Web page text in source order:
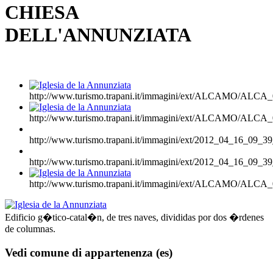
CHIESA
DELL'ANNUNZIATA
http://www.turismo.trapani.it/immagini/ext/ALCAMO/
http://www.turismo.trapani.it/immagini/ext/ALCAMO/
http://www.turismo.trapani.it/immagini/ext/
http://www.turismo.trapani.it/immagini/ext/
http://www.turismo.trapani.it/immagini/ext/ALCAMO/
Edificio g�tico-catal�n, de tres naves, divididas por dos �rdenes
de columnas.
Vedi comune di appartenenza (es)